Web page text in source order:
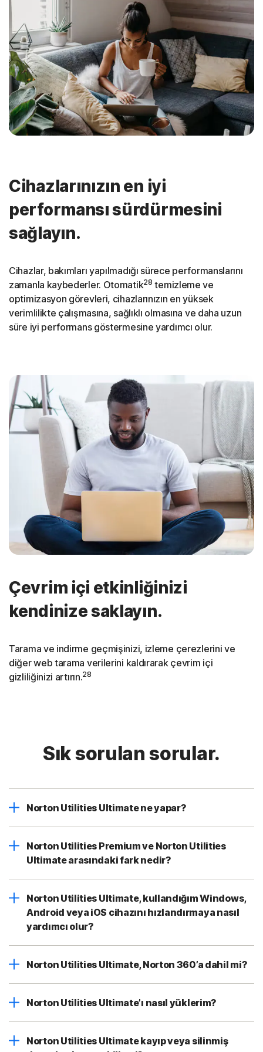
Cihazlarınızın en iyi
performansı sürdürmesini
sağlayın.
Cihazlar, bakımları yapılmadığı sürece performanslarını
zamanla kaybederler. Otomatik28 temizleme ve
optimizasyon görevleri, cihazlarınızın en yüksek
verimlilikte çalışmasına, sağlıklı olmasına ve daha uzun
süre iyi performans göstermesine yardımcı olur.
Çevrim içi etkinliğinizi
kendinize saklayın.
Tarama ve indirme geçmişinizi, izleme çerezlerini ve
diğer web tarama verilerini kaldırarak çevrim içi
gizliliğinizi artırın.28
Sık sorulan sorular.
Norton Utilities Ultimate ne yapar?
Norton Utilities Premium ve Norton Utilities
Ultimate arasındaki fark nedir?
Norton Utilities Ultimate, kullandığım Windows,
Android veya iOS cihazını hızlandırmaya nasıl
yardımcı olur?
Norton Utilities Ultimate, Norton 360’a dahil mi?
Norton Utilities Ultimate’ı nasıl yüklerim?
Norton Utilities Ultimate kayıp veya silinmiş